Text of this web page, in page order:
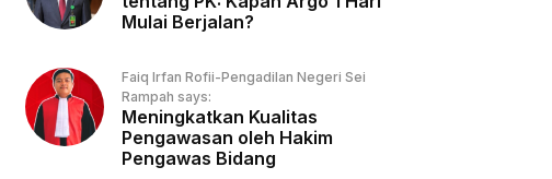
Mulai Berjalan?
Faiq Irfan Rofii-Pengadilan Negeri Sei
Rampah says:
Meningkatkan Kualitas
Pengawasan oleh Hakim
Pengawas Bidang